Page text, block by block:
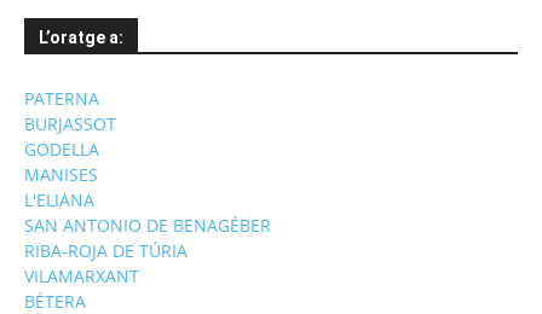
L’oratge a:
PATERNA
BURJASSOT
GODELLA
MANISES
L'ELIANA
SAN ANTONIO DE BENAGÉBER
RIBA-ROJA DE TÚRIA
VILAMARXANT
BÉTERA